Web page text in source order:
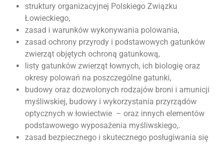
struktury organizacyjnej Polskiego Związku
Łowieckiego,
zasad i warunków wykonywania polowania,
zasad ochrony przyrody i podstawowych gatunków
zwierząt objętych ochroną gatunkową,
listy gatunków zwierząt łownych, ich biologię oraz
okresy polowań na poszczególne gatunki,
budowy oraz dozwolonych rodzajów broni i amunicji
myśliwskiej, budowy i wykorzystania przyrządów
optycznych w łowiectwie – oraz innych elementów
podstawowego wyposażenia myśliwskiego,.
zasad bezpiecznego i skutecznego posługiwania się